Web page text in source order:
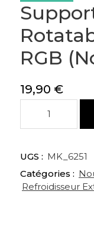
RGB
19,90 €
Rotatable
Tank
Stand
UGS : MK_6251
Catégories :
Refroidisseur